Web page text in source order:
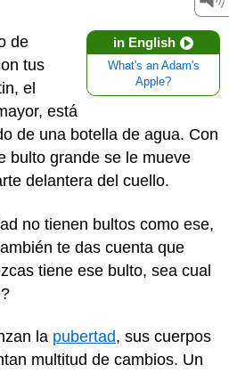
in English
What's an Adam's
Apple?
de
tus
el
está
de una botella de agua. Con
bulto grande se le mueve
delantera del cuello.
no tienen bultos como ese,
te das cuenta que
tiene ese bulto, sea cual
la pubertad, sus cuerpos
multitud de cambios. Un